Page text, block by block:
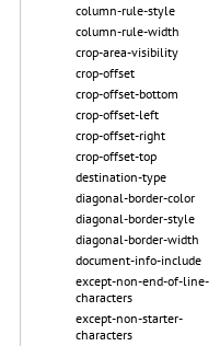
column-rule-style
column-rule-width
crop-area-visibility
crop-offset
crop-offset-bottom
crop-offset-left
crop-offset-right
crop-offset-top
destination-type
diagonal-border-color
diagonal-border-style
diagonal-border-width
document-info-include
except-non-end-of-line-
characters
except-non-starter-
characters